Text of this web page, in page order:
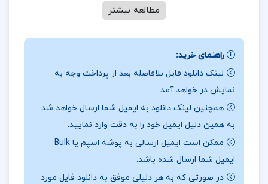
در بخشی از کتاب شش متن سغدی زهره زرشناس
کتاب «تاب» شامل برگردانی از شش متن سغدی به
زبان فارسی است. این متن‌ها مملو از اصطلاحات
فلسفی آیین بودا هستند و بازتاب‌دهنده ادبیات جامعه
چینی بودایی‌مذهب عصر خود می‌باشند. افزون بر این،
این متون تحت تأثیر ادبیات بودایی به زبان
سانسکریت نیز قرار گرفته‌اند. اساس این کتاب در واقع
مطالعه بیشتر
راهنمای خرید:
لینک دانلود فایل بلافاصله بعد از پرداخت وجه به
نمایش در خواهد آمد.
همچنین لینک دانلود به ایمیل شما ارسال خواهد شد
به همین دلیل ایمیل خود را به دقت وارد نمایید.
ممکن است ایمیل ارسالی به پوشه اسپم یا Bulk
ایمیل شما ارسال شده باشد.
در صورتی که به هر دلیلی موفق به دانلود فایل مورد